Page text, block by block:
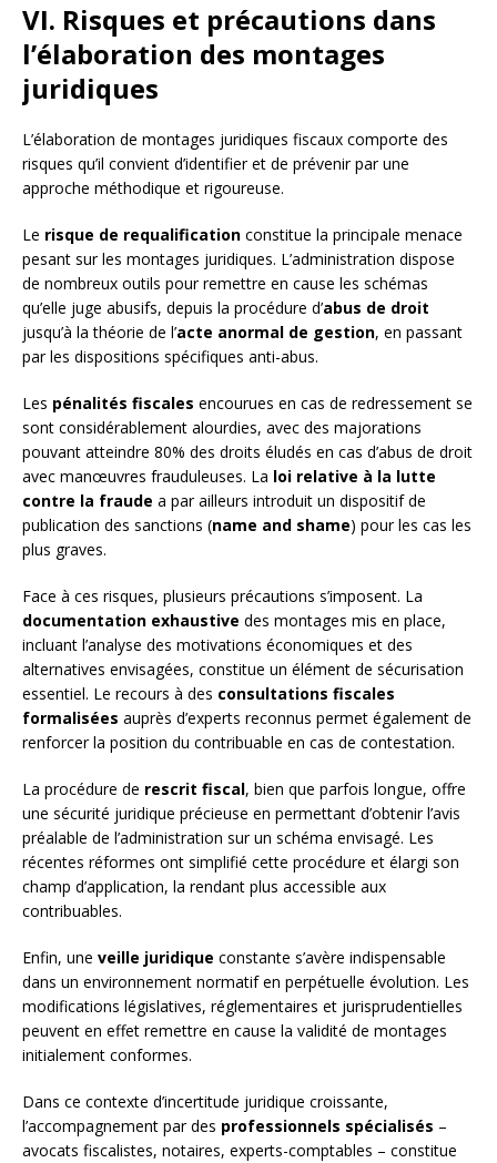
VI. Risques et précautions dans
l’élaboration des montages
juridiques
L’élaboration de montages juridiques fiscaux comporte des
risques qu’il convient d’identifier et de prévenir par une
approche méthodique et rigoureuse.
Le risque de requalification constitue la principale menace
pesant sur les montages juridiques. L’administration dispose
de nombreux outils pour remettre en cause les schémas
qu’elle juge abusifs, depuis la procédure d’abus de droit
jusqu’à la théorie de l’acte anormal de gestion, en passant
par les dispositions spécifiques anti-abus.
Les pénalités fiscales encourues en cas de redressement se
sont considérablement alourdies, avec des majorations
pouvant atteindre 80% des droits éludés en cas d’abus de droit
avec manœuvres frauduleuses. La loi relative à la lutte
contre la fraude a par ailleurs introduit un dispositif de
publication des sanctions (name and shame) pour les cas les
plus graves.
Face à ces risques, plusieurs précautions s’imposent. La
documentation exhaustive des montages mis en place,
incluant l’analyse des motivations économiques et des
alternatives envisagées, constitue un élément de sécurisation
essentiel. Le recours à des consultations fiscales
formalisées auprès d’experts reconnus permet également de
renforcer la position du contribuable en cas de contestation.
La procédure de rescrit fiscal, bien que parfois longue, offre
une sécurité juridique précieuse en permettant d’obtenir l’avis
préalable de l’administration sur un schéma envisagé. Les
récentes réformes ont simplifié cette procédure et élargi son
champ d’application, la rendant plus accessible aux
contribuables.
Enfin, une veille juridique constante s’avère indispensable
dans un environnement normatif en perpétuelle évolution. Les
modifications législatives, réglementaires et jurisprudentielles
peuvent en effet remettre en cause la validité de montages
initialement conformes.
Dans ce contexte d’incertitude juridique croissante,
l’accompagnement par des professionnels spécialisés –
avocats fiscalistes, notaires, experts-comptables – constitue